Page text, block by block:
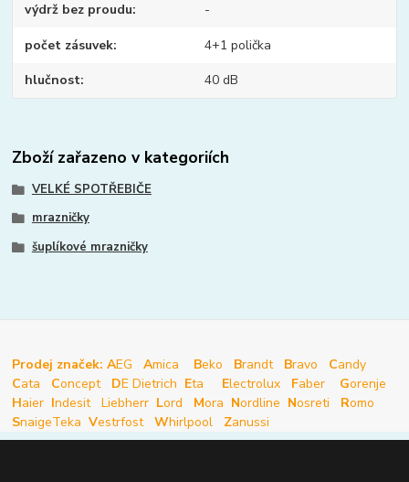
výdrž bez proudu -
počet zásuvek 4+1 polička
hlučnost 40 dB
Zboží zařazeno v kategoriích
VELKÉ SPOTŘEBIČE
mrazničky
šuplíkové mrazničky
Prodej značek: AEG Amica Beko Brandt Bravo Candy
Cata Concept DE Dietrich Eta Electrolux Faber Gorenje
Haier Indesit Liebherr Lord Mora Nordline Nosreti Romo
SnaigeTeka Vestrfost Whirlpool Zanussi